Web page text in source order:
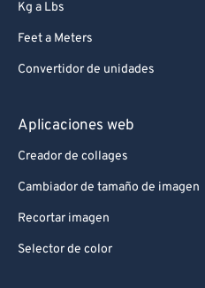
Kg a Lbs
Feet a Meters
Convertidor de unidades
Aplicaciones web
Creador de collages
Cambiador de tamaño de imagen
Recortar imagen
Selector de color